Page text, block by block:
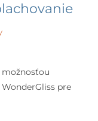
€
možnosťou
pre